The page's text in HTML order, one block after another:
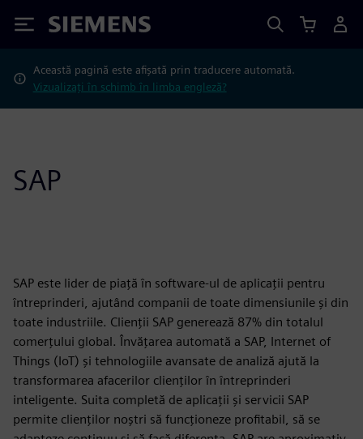
Siemens
Această pagină este afișată prin traducere automată.
Vizualizați în schimb în limba engleză?
SAP
SAP este lider de piață în software-ul de aplicații pentru
întreprinderi, ajutând companii de toate dimensiunile și din
toate industriile. Clienții SAP generează 87% din totalul
comerțului global. Învățarea automată a SAP, Internet of
Things (IoT) și tehnologiile avansate de analiză ajută la
transformarea afacerilor clienților în întreprinderi
inteligente. Suita completă de aplicații și servicii SAP
permite clienților noștri să funcționeze profitabil, să se